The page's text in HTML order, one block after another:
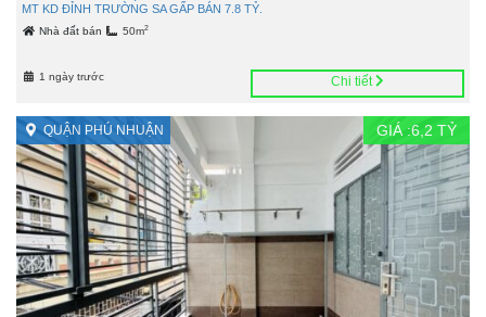
MT KD ĐỈNH TRƯỜNG SA GẤP BÁN 7.8 TỶ.
Nhà đất bán 50m2
1 ngày trước Chi tiết
QUẬN PHÚ NHUẬN GIÁ :6,2 TỶ